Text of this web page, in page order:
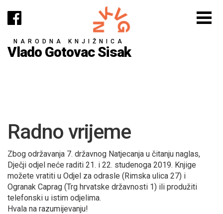
NARODNA KNJIŽNICA
Vlado Gotovac Sisak
Radno vrijeme
Zbog održavanja 7. državnog Natjecanja u čitanju naglas,
Dječji odjel neće raditi 21. i 22. studenoga 2019. Knjige
možete vratiti u Odjel za odrasle (Rimska ulica 27) i
Ogranak Caprag (Trg hrvatske državnosti 1) ili produžiti
telefonski u istim odjelima.
Hvala na razumijevanju!